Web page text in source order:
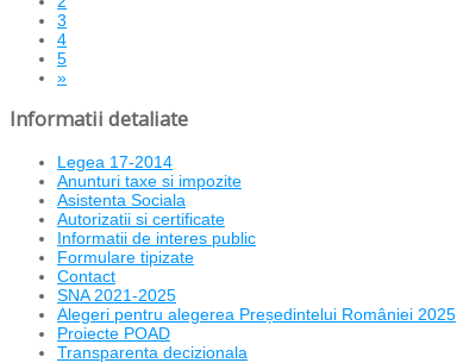
3
4
5
»
Informatii detaliate
Legea 17-2014
Anunturi taxe si impozite
Asistenta Sociala
Autorizatii si certificate
Informatii de interes public
Formulare tipizate
Contact
SNA 2021-2025
Alegeri pentru alegerea Președintelui României 2025
Proiecte POAD
Transparenta decizionala